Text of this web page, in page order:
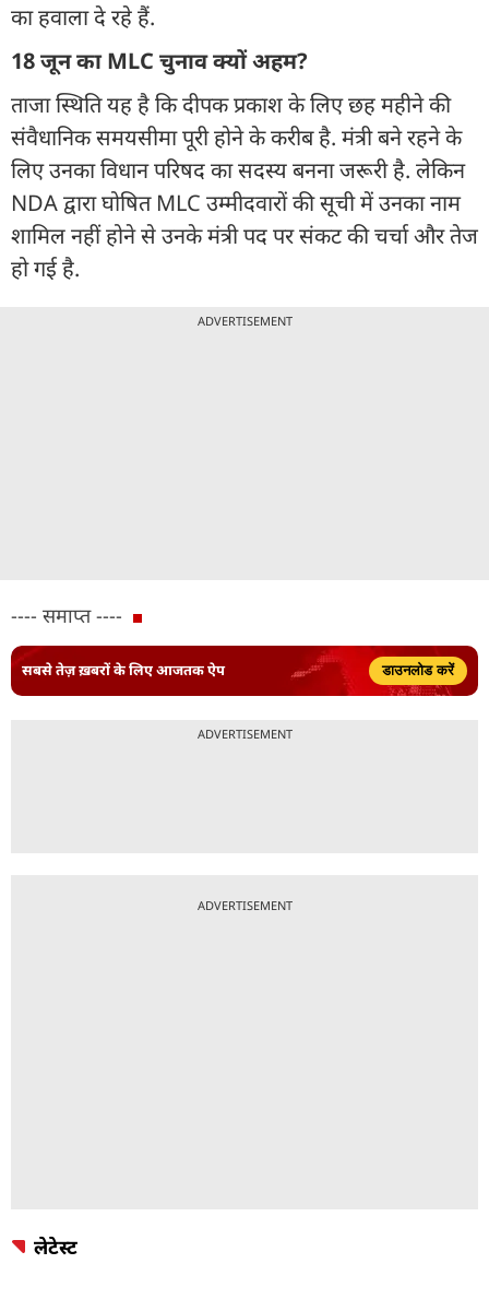
का हवाला दे रहे हैं.
18 जून का MLC चुनाव क्यों अहम?
ताजा स्थिति यह है कि दीपक प्रकाश के लिए छह महीने की
संवैधानिक समयसीमा पूरी होने के करीब है. मंत्री बने रहने के
लिए उनका विधान परिषद का सदस्य बनना जरूरी है. लेकिन
NDA द्वारा घोषित MLC उम्मीदवारों की सूची में उनका नाम
शामिल नहीं होने से उनके मंत्री पद पर संकट की चर्चा और तेज
हो गई है.
ADVERTISEMENT
---- समाप्त ----
सबसे तेज़ ख़बरों के लिए आजतक ऐप डाउनलोड करें
ADVERTISEMENT
ADVERTISEMENT
लेटेस्ट